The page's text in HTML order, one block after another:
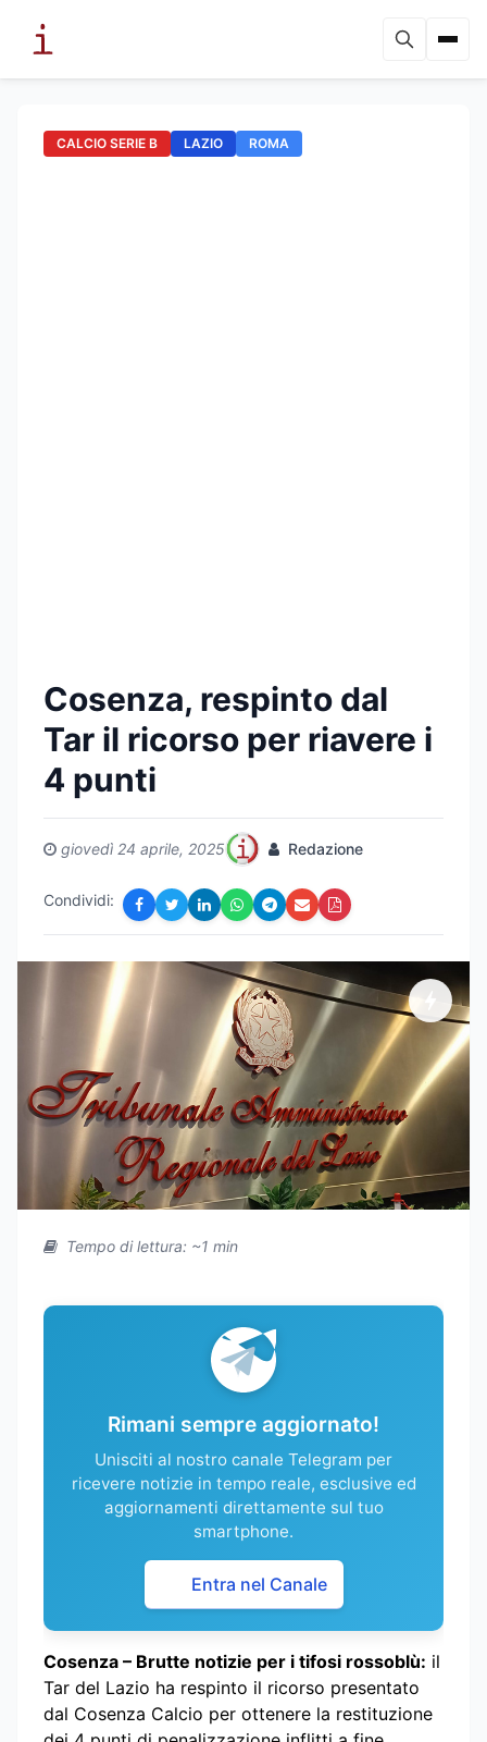
CALCIO SERIE B LAZIO ROMA
Cosenza, respinto dal
Tar il ricorso per riavere i
4 punti
giovedì 24 aprile, 2025 Redazione
Condividi:
Tempo di lettura: ~1 min
Rimani sempre aggiornato!
Unisciti al nostro canale Telegram per
ricevere notizie in tempo reale, esclusive ed
aggiornamenti direttamente sul tuo
smartphone.
Entra nel Canale
Cosenza – Brutte notizie per i tifosi rossoblù: il
Tar del Lazio ha respinto il ricorso presentato
dal Cosenza Calcio per ottenere la restituzione